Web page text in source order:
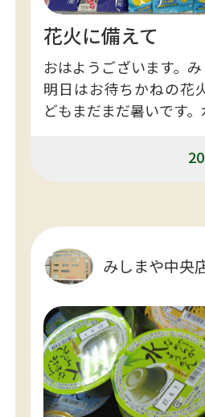
花火に備えて
おはようございます。み
明日はお待ちかねの花
どもまだまだ暑いです
みしまや中央